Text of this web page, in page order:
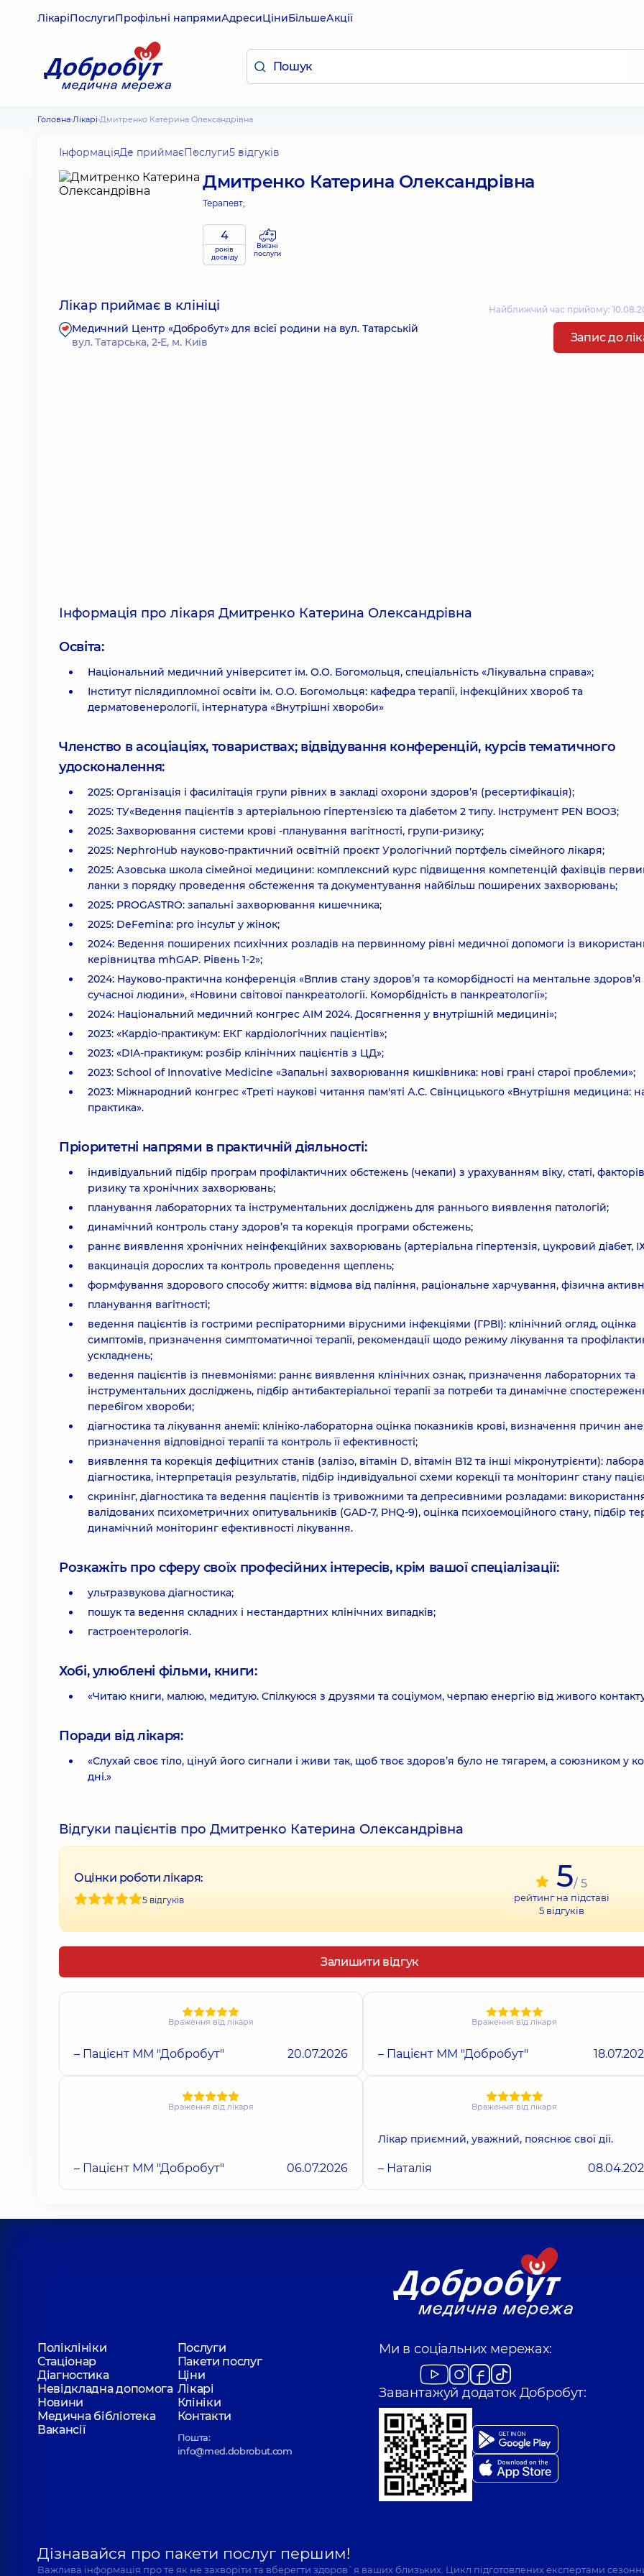
ЛікаріПослугиПрофільні напрямиАдресиЦіниБільшеАкції
Головна Лікарі Дмитренко Катерина Олександрівна
ІнформаціяДе приймаєПослуги5 відгуків
Дмитренко Катерина Олександрівна
Терапевт;
4
років
досвіду
Виїзні
послуги
Лікар приймає в клініці Найближчий час прийому:
Медичний Центр «Добробут» для всієї родини на вул. Татарській
вул. Татарська, 2-Е, м. Київ
Запис до
Інформація про лікаря Дмитренко Катерина Олександрівна
Освіта:
Національний медичний університет ім. О.О. Богомольця, спеціальність «Лікувальна справа»;
Інститут післядипломної освіти ім. О.О. Богомольця: кафедра терапії, інфекційних хвороб та
дерматовенерології, інтернатура «Внутрішні хвороби»
Членство в асоціаціях, товариствах; відвідування конференцій, курсів тематичного
удосконалення:
2025: Організація і фасилітація групи рівних в закладі охорони здоров’я (ресертифікація);
2025: ТУ«Ведення пацієнтів з артеріальною гіпертензією та діабетом 2 типу. Інструмент PEN ВООЗ;
2025: Захворювання системи крові -планування вагітності, групи-ризику;
2025: NephroHub науково-практичний освітній проєкт Урологічний портфель сімейного лікаря;
2025: Азовська школа сімейної медицини: комплексний курс підвищення компетенцій фахівців
ланки з порядку проведення обстеження та документування найбільш поширених захворювань;
2025: PROGASTRO: запальні захворювання кишечника;
2025: DeFemina: pro інсульт у жінок;
2024: Ведення поширених психічних розладів на первинному рівні медичної допомоги із
керівництва mhGAP. Рівень 1-2»;
2024: Науково-практична конференція «Вплив стану здоровʼя та коморбідності на ментальне здоровʼя
сучасної людини», «Новини світової панкреатології. Коморбідність в панкреатології»;
2024: Національний медичний конгрес АІМ 2024. Досягнення у внутрішній медицині»;
2023: «Кардіо-практикум: ЕКГ кардіологічних пацієнтів»;
2023: «DIA-практикум: розбір клінічних пацієнтів з ЦД»;
2023: School of Innovative Medicine «Запальні захворювання кишківника: нові грані старої проблеми»;
2023: Міжнародний конгрес «Треті наукові читання пам'яті А.С. Свінцицького «Внутрішня медицина:
практика».
Пріоритетні напрями в практичній діяльності:
індивідуальний підбір програм профілактичних обстежень (чекапи) з урахуванням віку, статі, факторів
ризику та хронічних захворювань;
планування лабораторних та інструментальних досліджень для раннього виявлення патологій;
динамічний контроль стану здоров’я та корекція програми обстежень;
раннє виявлення хронічних неінфекційних захворювань (артеріальна гіпертензія, цукровий діабет,
вакцинація дорослих та контроль проведення щеплень;
формфування здорового способу життя: відмова від паління, раціональне харчування, фізична
планування вагітності;
ведення пацієнтів із гострими респіраторними вірусними інфекціями (ГРВІ): клінічний огляд, оцінка
симптомів, призначення симптоматичної терапії, рекомендації щодо режиму лікування та
ускладнень;
ведення пацієнтів із пневмоніями: раннє виявлення клінічних ознак, призначення лабораторних та
інструментальних досліджень, підбір антибактеріальної терапії за потреби та динамічне
перебігом хвороби;
діагностика та лікування анемії: клініко-лабораторна оцінка показників крові, визначення причин
призначення відповідної терапії та контроль її ефективності;
виявлення та корекція дефіцитних станів (залізо, вітамін D, вітамін B12 та інші мікронутрієнти):
діагностика, інтерпретація результатів, підбір індивідуальної схеми корекції та моніторинг стану
скринінг, діагностика та ведення пацієнтів із тривожними та депресивними розладами:
валідованих психометричних опитувальників (GAD-7, PHQ-9), оцінка психоемоційного стану, підбір
динамічний моніторинг ефективності лікування.
Розкажіть про сферу своїх професійних інтересів, крім вашої спеціалізації:
ультразвукова діагностика;
пошук та ведення складних і нестандартних клінічних випадків;
гастроентерологія.
Хобі, улюблені фільми, книги:
«Читаю книги, малюю, медитую. Спілкуюся з друзями та соціумом, черпаю енергію від живого
Поради від лікаря:
«Слухай своє тіло, цінуй його сигнали і живи так, щоб твоє здоров’я було не тягарем, а союзником у
дні.»
Відгуки пацієнтів про Дмитренко Катерина Олександрівна
Оцінки роботи лікаря:
5 відгуків
5/ 5
рейтинг на підставі
5відгуків
Залишити відгук
Враження від лікаря
– Пацієнт ММ "Добробут" 20.07.2026
Враження від лікаря
– Пацієнт ММ "Добробут"
Враження від лікаря
– Пацієнт ММ "Добробут" 06.07.2026
Враження від лікаря
Лікар приємний, уважний, пояснює свої дії.
– Наталія
Поліклініки
Послуги
Стаціонар
Пакети послуг
Діагностика
Ціни
Невідкладна допомога Лікарі
Новини
Клініки
Медична бібліотека
Контакти
Вакансії
Пошта:
info@med.dobrobut.com
Ми в соціальних мережах:
Завантажуй додаток Добробут:
Дізнавайся про пакети послуг першим!
Важлива інформація про те як не захворіти та вберегти здоров`я ваших близьких. Цикл підготовлених експертами